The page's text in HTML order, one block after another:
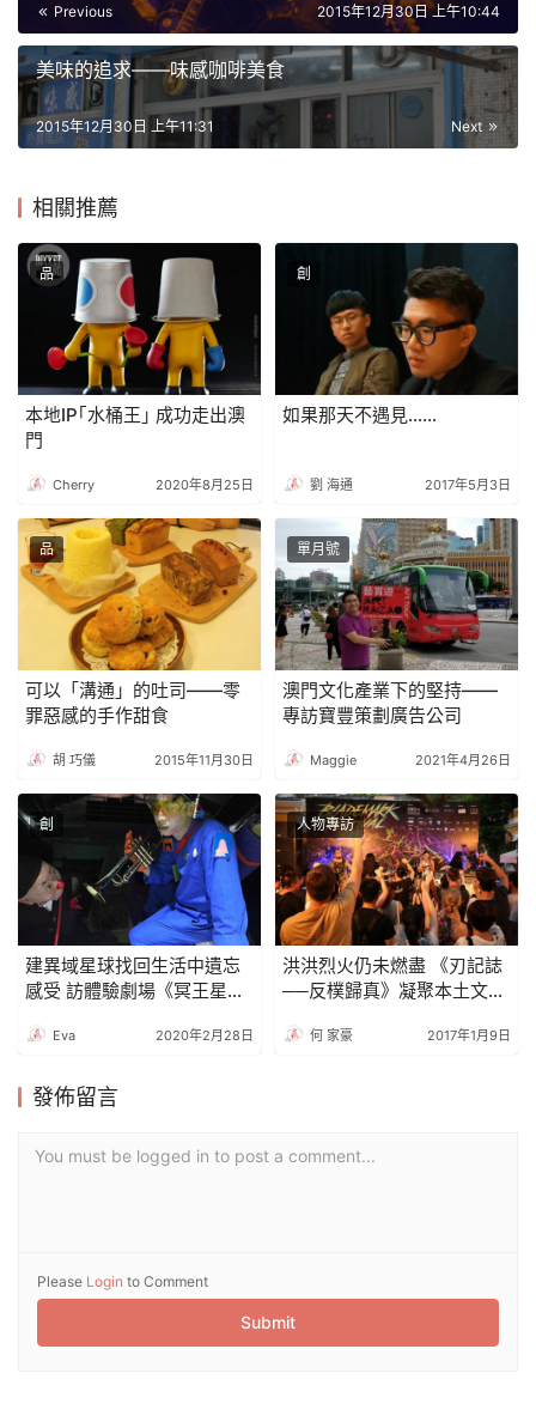
Previous 2015年12月30日 上午10:44
美味的追求——味感咖啡美食
Next
2015年12月30日 上午11:31
相關推薦
品
本地IP｢水桶王｣ 成功走出澳
門
Cherry 2020年8月25日
創
如果那天不遇見……
劉 海通 2017年5月3日
品
可以「溝通」的吐司——零
罪惡感的手作甜食
胡 巧儀 2015年11月30日
單月號
澳門文化產業下的堅持——
專訪寶豐策劃廣告公司
Maggie 2021年4月26日
創
建異域星球找回生活中遺忘
感受 訪體驗劇場《冥王星的
Eva 2020年2月28日
人物專訪
洪洪烈火仍未燃盡 《刃記誌
──反樸歸真》凝聚本土文創
何 家豪 2017年1月9日
發佈留言
You must be logged in to post a comment...
Please Login to Comment
Submit